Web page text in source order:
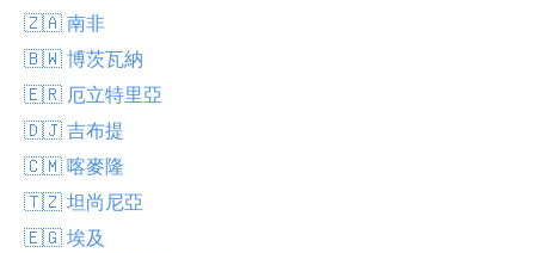
🇿🇦 南非
🇧🇼 博茨瓦納
🇪🇷 厄立特里亞
🇩🇯 吉布提
🇨🇲 喀麥隆
🇹🇿 坦尚尼亞
🇪🇬 埃及